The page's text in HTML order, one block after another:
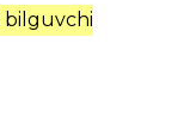
bilguvchi